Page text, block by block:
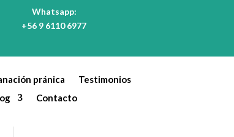
Whatsapp:
+56 9 6110 6977
pránica
Testimonios
Contacto